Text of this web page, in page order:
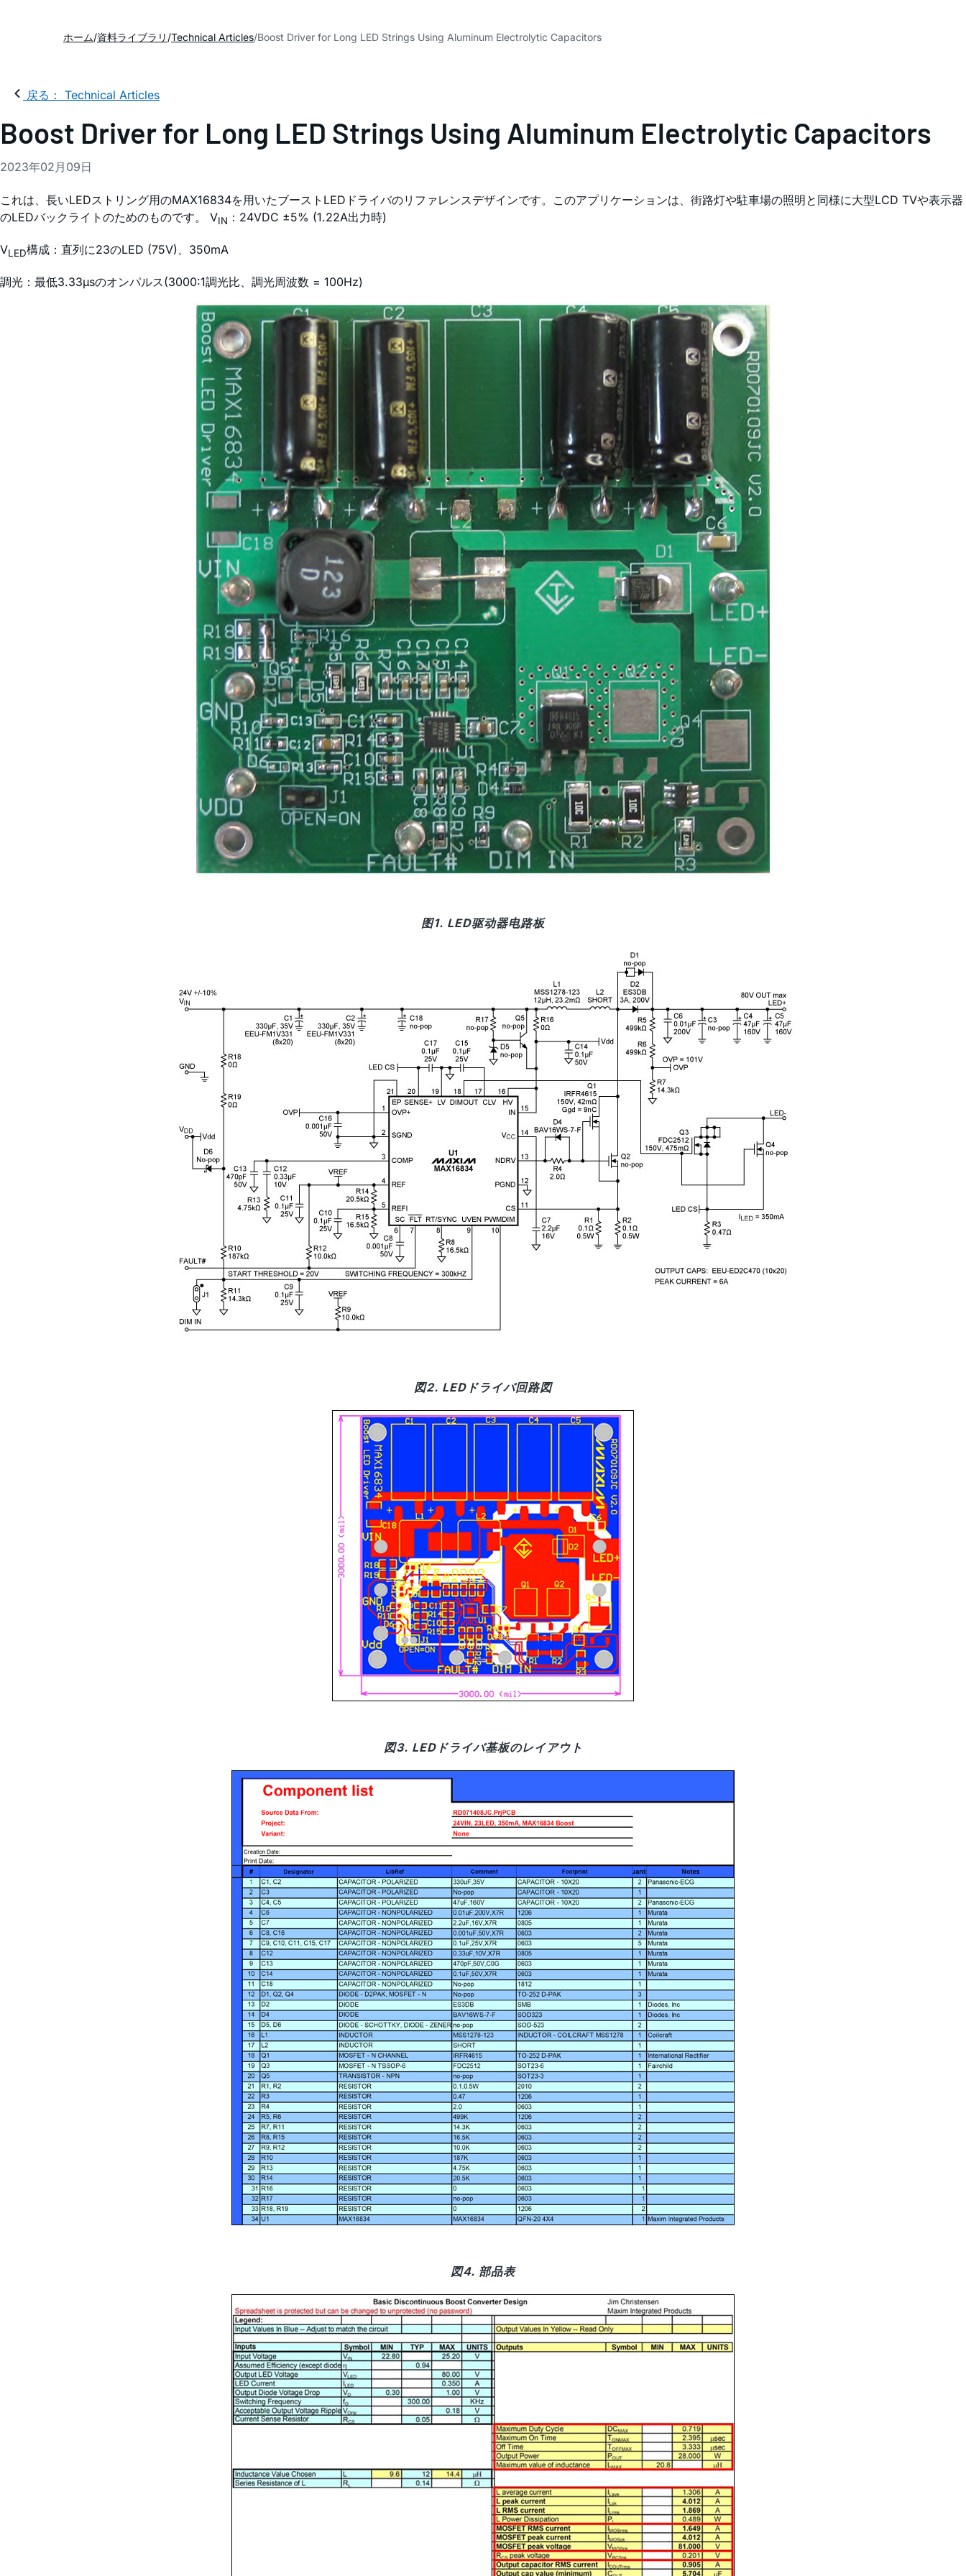
ホーム 資料ライブラリ Technical Articles Boost Driver for Long LED Strings Using Aluminum Electrolytic Capacitors
戻る： Technical Articles
Boost Driver for Long LED Strings Using Aluminum Electrolytic Capacitors
2023年02月09日
これは、長いLEDストリング用のMAX16834を用いたブーストLEDドライバのリファレンスデザインです。このアプリケーションは、街路灯や駐車場の照明と同様に大型LCD TVや表示器
のLEDバックライトのためのものです。 VIN ：24VDC ±5% (1.22A出力時)
VLED構成：直列に23のLED (75V)、350mA
調光：最低3.33µsのオンパルス(3000:1調光比、調光周波数 = 100Hz)
图1. LED驱动器电路板
図2. LEDドライバ回路図
図3. LEDドライバ基板のレイアウト
図4. 部品表